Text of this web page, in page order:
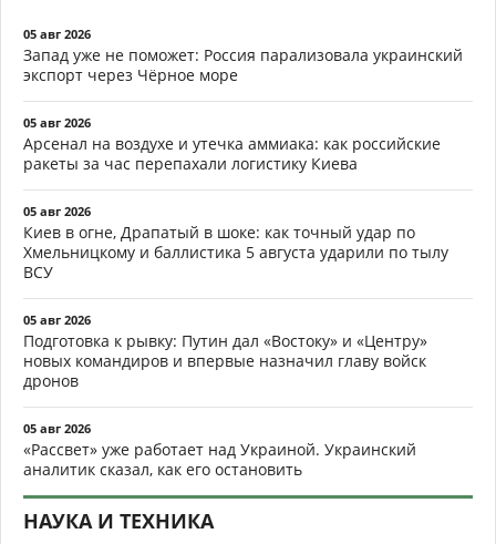
05 авг 2026
Запад уже не поможет: Россия парализовала украинский
экспорт через Чёрное море
05 авг 2026
Арсенал на воздухе и утечка аммиака: как российские
ракеты за час перепахали логистику Киева
05 авг 2026
Киев в огне, Драпатый в шоке: как точный удар по
Хмельницкому и баллистика 5 августа ударили по тылу
ВСУ
05 авг 2026
Подготовка к рывку: Путин дал «Востоку» и «Центру»
новых командиров и впервые назначил главу войск
дронов
05 авг 2026
«Рассвет» уже работает над Украиной. Украинский
аналитик сказал, как его остановить
НАУКА И ТЕХНИКА